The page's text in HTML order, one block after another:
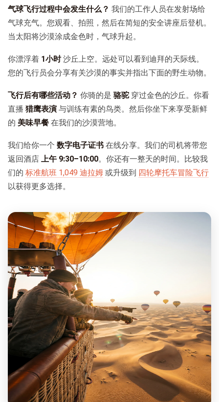
气球飞行过程中会发生什么？ 我们的工作人员在发射场给
气球充气。您观看、拍照，然后在简短的安全讲座后登机。
当太阳将沙漠涂成金色时，气球升起。
你漂浮着 1小时沙丘上空。远处可以看到迪拜的天际线。
您的飞行员会分享有关沙漠的事实并指出下面的野生动物。
飞行后有哪些活动？ 你骑的是 骆驼穿过金色的沙丘。你看
直播 猎鹰表演 与训练有素的鸟类。然后你坐下来享受新鲜
的 美味早餐 在我们的沙漠营地。
我们给你一个 数字电子证书 在线分享。我们的司机将带您
返回酒店 上午 9:30–10:00。你还有一整天的时间。比较我
们的 标准航班 1,049 迪拉姆 或升级到 四轮摩托车冒险飞行
以获得更多选择。